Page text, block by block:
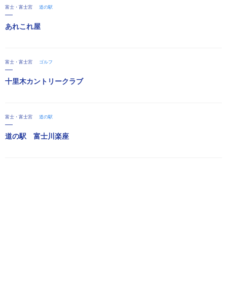
富士・富士宮 道の駅
あれこれ屋
富士・富士宮 ゴルフ
十里木カントリークラブ
富士・富士宮 道の駅
道の駅 富士川楽座